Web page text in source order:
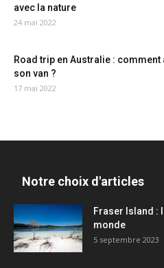
avec la nature
24 mai 2022
Road trip en Australie : comment
son van ?
17 mai 2022
Notre choix d'articles
Fraser Island :
monde
5 septembre 2023